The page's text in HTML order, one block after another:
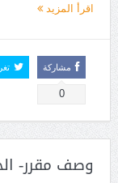
اقرأ المزيد
مشاركة
0
وصف مقرر-